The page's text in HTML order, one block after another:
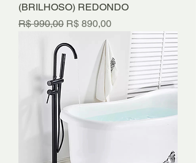
(BRILHOSO) REDONDO
Preço normal
R$ 990,00 Preço promocional
R$ 890,00